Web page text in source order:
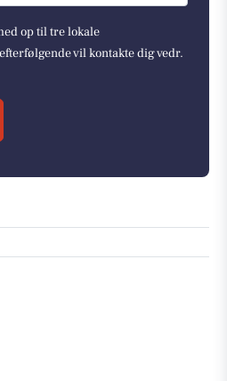
op til tre lokale
vil kontakte dig vedr.